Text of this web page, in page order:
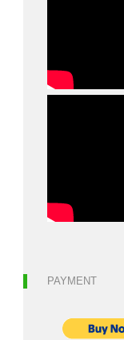
PAYMENT